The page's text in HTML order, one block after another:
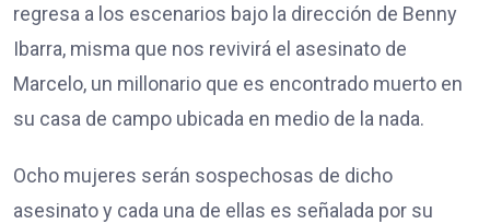
regresa a los escenarios bajo la dirección de Benny
Ibarra, misma que nos revivirá el asesinato de
Marcelo, un millonario que es encontrado muerto en
su casa de campo ubicada en medio de la nada.
Ocho mujeres serán sospechosas de dicho
asesinato y cada una de ellas es señalada por su